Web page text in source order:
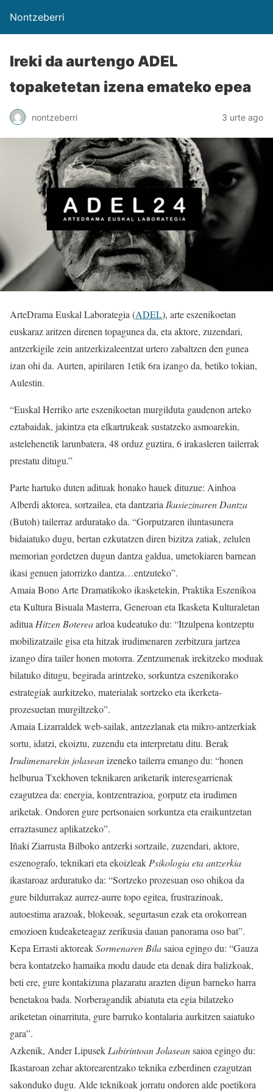
Nontzeberri
Ireki da aurtengo ADEL
topaketetan izena emateko epea
nontzeberri 3 urte ago
ArteDrama Euskal Laborategia (ADEL), arte eszenikoetan
euskaraz aritzen direnen topagunea da, eta aktore, zuzendari,
antzerkigile zein antzerkizaleentzat urtero zabaltzen den gunea
izan ohi da. Aurten, apirilaren 1etik 6ra izango da, betiko tokian,
Aulestin.
“Euskal Herriko arte eszenikoetan murgilduta gaudenon arteko
eztabaidak, jakintza eta elkartrukeak sustatzeko asmoarekin,
astelehenetik larunbatera, 48 orduz guztira, 6 irakasleren tailerrak
prestatu ditugu.”
Parte hartuko duten adituak honako hauek dituzue: Ainhoa
Alberdi aktorea, sortzailea, eta dantzariaIkusiezinaren Dantza
(Butoh) tailerraz arduratako da. “Gorputzaren iluntasunera
bidaiatuko dugu, bertan ezkutatzen diren bizitza zatiak, zelulen
memorian gordetzen dugun dantza galdua, umetokiaren barnean
ikasi genuen jatorrizko dantza…entzuteko”.
Amaia Bono Arte Dramatikoko ikasketekin, Praktika Eszenikoa
eta Kultura Bisuala Masterra, Generoan eta Ikasketa Kulturaletan
adituaHitzen Botereaarloa kudeatuko du: “Itzulpena kontzeptu
mobilizatzaile gisa eta hitzak irudimenaren zerbitzura jartzea
izango dira tailer honen motorra. Zentzumenak irekitzeko moduak
bilatuko ditugu, begirada arintzeko, sorkuntza eszenikorako
estrategiak aurkitzeko, materialak sortzeko eta ikerketa-
prozesuetan murgiltzeko”.
Amaia Lizarraldek web-sailak, antzezlanak eta mikro-antzerkiak
sortu, idatzi, ekoiztu, zuzendu eta interpretatu ditu. Berak
Irudimenarekin jolaseanizeneko tailerra emango du: “honen
helburua Txekhoven teknikaren ariketarik interesgarrienak
ezagutzea da: energia, kontzentrazioa, gorputz eta irudimen
ariketak. Ondoren gure pertsonaien sorkuntza eta eraikuntzetan
erraztasunez aplikatzeko”.
Iñaki Ziarrusta Bilboko antzerki sortzaile, zuzendari, aktore,
eszenografo, teknikari eta ekoizleakPsikologia eta antzerkia
ikastaroaz arduratuko da: “Sortzeko prozesuan oso ohikoa da
gure bildurrakaz aurrez-aurre topo egitea, frustrazinoak,
autoestima arazoak, blokeoak, segurtasun ezak eta orokorrean
emozioen kudeaketeagaz zerikusia dauan panorama oso bat”.
Kepa Errasti aktoreakSormenaren Bilasaioa egingo du: “Gauza
bera kontatzeko hamaika modu daude eta denak dira balizkoak,
beti ere, gure kontakizuna plazaratu arazten digun barneko harra
benetakoa bada. Norberagandik abiatuta eta egia bilatzeko
ariketetan oinarrituta, gure barruko kontalaria aurkitzen saiatuko
gara”.
Azkenik, Ander LipusekLabirintoan Jolaseansaioa egingo du:
Ikastaroan zehar aktorearentzako teknika ezberdinen ezagutzan
sakonduko dugu. Alde teknikoak jorratu ondoren alde poetikora